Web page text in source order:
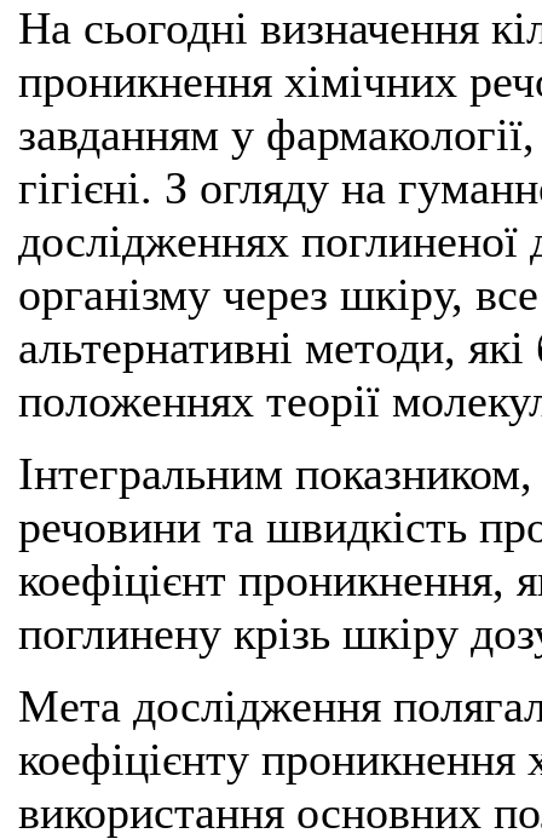
На сьогодні визначення
проникнення хімічних
завданням у фармакології,
гігієні. З огляду на
дослідженнях
організму через шкіру,
альтернативні методи,
положеннях теорії
Інтегральним
речовини та швидкість
коефіцієнт проникнення,
поглинену крізь шкіру
Мета дослідження
коефіцієнту проникнення
використання основних